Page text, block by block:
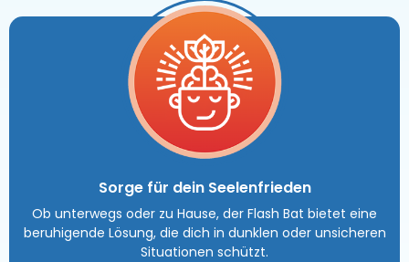
Sorge für dein Seelenfrieden
Ob unterwegs oder zu Hause, der Flash Bat bietet eine
beruhigende Lösung, die dich in dunklen oder unsicheren
Situationen schützt.